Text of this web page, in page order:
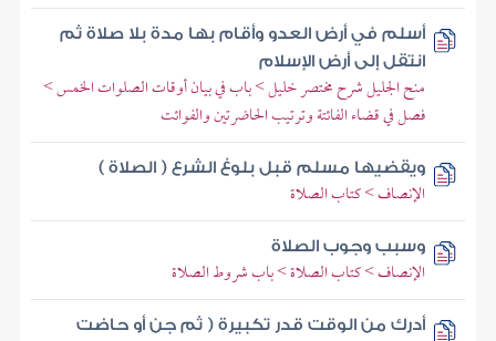
أسلم في أرض العدو وأقام بها مدة بلا صلاة ثم
انتقل إلى أرض الإسلام
منح الجليل شرح مختصر خليل > باب في بيان أوقات الصلوات الخمس >
فصل في قضاء الفائتة وترتيب الحاضرتين والفوائت
ويقضيها مسلم قبل بلوغ الشرع ( الصلاة )
الإنصاف > كتاب الصلاة
وسبب وجوب الصلاة
الإنصاف > كتاب الصلاة > باب شروط الصلاة
أدرك من الوقت قدر تكبيرة ( ثم جن أو حاضت